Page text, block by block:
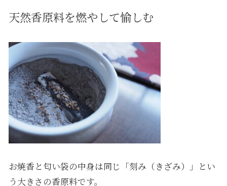
天然香原料を燃やして愉しむ
お焼香と匂い袋の中身は同じ「刻み（きざみ）」とい
う大きさの香原料です。